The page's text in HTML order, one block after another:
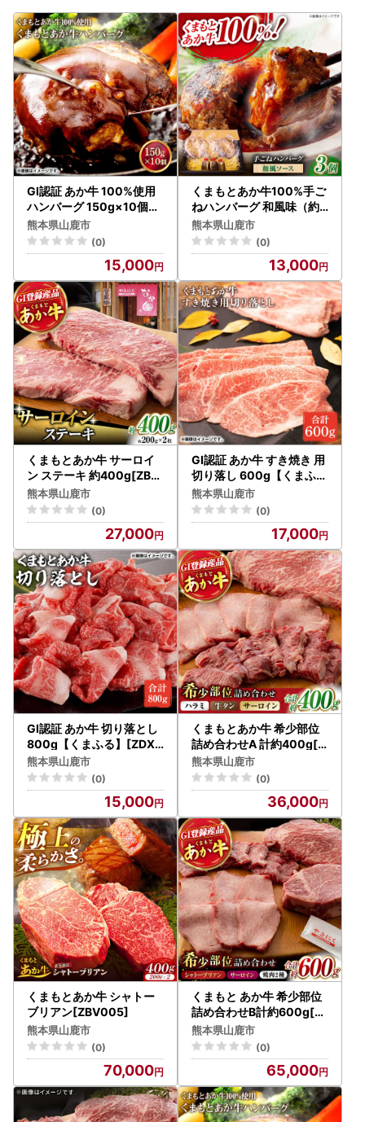
お寄せいただいた個人情報は、寄附金の受付、入金及び返礼
品発送に係る確認・連絡、各種お問い合わせ、寄附の使い道
のお知らせの広報等に利用するものであり、それ以外の目的
で使用するものではありません。返礼品発送に関して、必要
最低限の範囲において返礼品取扱い事業者に通知します。
ーーーーーーーーーーーーーーーーーーーーーーーーーーー
ーーーーーーーーーーーーー
※重要※【『ヤマト運輸・転送対応の有料化』についてのお
しらせ】
令和5年6月1日発送分より転送サービスが有料となります
ーーーーーーーーーーーーーーーーーーーーーーーーーーー
ーーーーーーーーーーーーー
令和5年6月1日（木）受付分より荷物の送り状に記載された
住所以外にお届け先を変更（転送）する場合
送り状記載のお届け先から変更後のお届け先までの運賃（定
価・着払い）を収受いたします。※ヤマト運輸HPより抜粋
ーーーーーーーーーーーーーーーーーーーーーーーーーーー
ーーーーーーーーーーーーー
お届け先が変更となる場合は、事前にご連絡をお願いいたし
ます。
【寄附金受領証明書・ワンストップ特例申請書について】
寄附金受領証明書につきましては返礼品とは別に、入金確認
後30日以内に発送いたします。
【ワンストップ特例申請書について】
ご入金確認後、返礼品とは別にワンストップ特例申請書をご
希望の寄附者様へ発送しております。
〒861-0592 熊本県山鹿市山鹿９８７－３
山鹿市役所 ふるさと納税課 宛て
-お問合せ先-
▶寄附関連書類に関するお問い合わせ窓口
山鹿市役所 商工観光部 商工課
〒861-0592 熊本県山鹿市山鹿987-3
TEL：0968-41-5698
▶返礼品や配送に関するお問い合わせ窓口
山鹿市ふるさと納税サポート室
TEL：050-8888-7822
Mail：yamaga@steamship.co.jp
受付時間：平日9:00-17:30
※土曜日・日曜日・祝日および年末年始は対応いたしかねま
す。
GI認証 あか牛 100%使用
ハンバーグ 150g×10個【
くまふる】[ZDX033]
熊本県山鹿市
(0)
15,000
くまもとあか牛100%手ご
ねハンバーグ 和風味（約1
40ｇ×３個） 【有限会
社スイートサプライなかぞ
の】[ZBV103]
熊本県山鹿市
(0)
13,000
くまもとあか牛 サーロイ
ン ステーキ 約400g[ZBV
002]
熊本県山鹿市
(0)
27,000
GI認証 あか牛 すき焼き 用
切り落し 600g【くまふる
】[ZDX035]
熊本県山鹿市
(0)
17,000
GI認証 あか牛 切り落とし
800g【くまふる】[ZDX0
40]
熊本県山鹿市
(0)
15,000
くまもとあか牛 希少部位
詰め合わせA 計約400g[Z
BV003]
熊本県山鹿市
(0)
36,000
くまもとあか牛 シャトー
ブリアン[ZBV005]
熊本県山鹿市
(0)
70,000
くまもと あか牛 希少部位
詰め合わせB計約600g[Z
BV006]
熊本県山鹿市
(0)
65,000